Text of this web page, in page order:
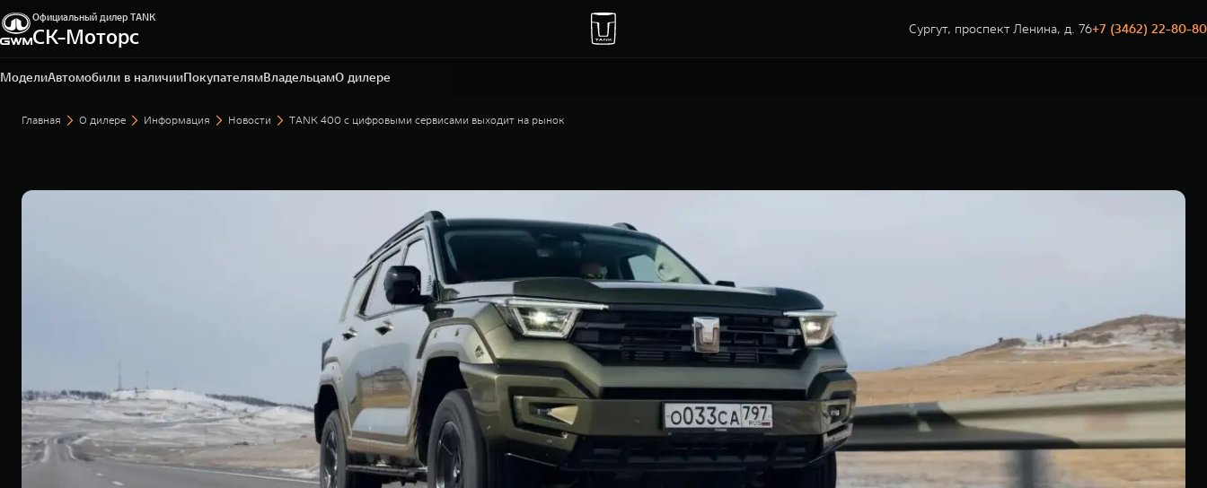
Официальный дилер TANK
СК-Моторс Сургут, проспект Ленина, д. 76+7 (3462) 22-80-80
МоделиАвтомобили в наличииПокупателямВладельцамО дилере
Сургут, проспект Ленина, д. 76
+7 (3462) 22-80-80
Главная О дилере Информация Новости TANK 400 с цифровыми сервисами выходит на рынок